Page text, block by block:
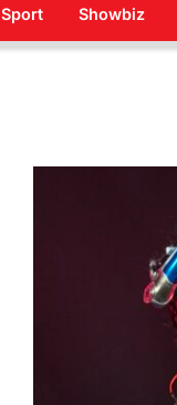
Sport Showbiz